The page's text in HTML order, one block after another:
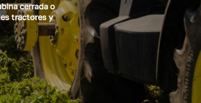
cerrada o
tractores y